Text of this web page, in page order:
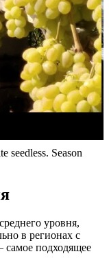
Season
уровня,
в регионах с
подходящее